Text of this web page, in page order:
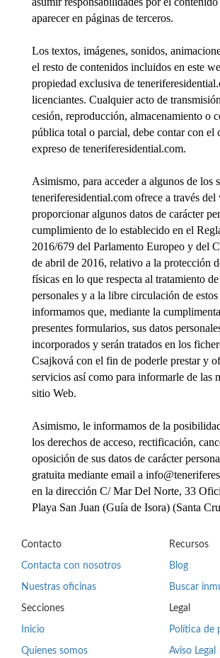
aparecer en páginas de terceros.
Los textos, imágenes, sonidos,
el resto de contenidos incluidos en este
propiedad exclusiva de
licenciantes. Cualquier acto de
cesión, reproducción, almacenamiento o
pública total o parcial, debe contar con el
expreso de teneriferesidential.com.
Asimismo, para acceder a algunos de los
teneriferesidential.com ofrece a través del
proporcionar algunos datos de carácter
cumplimiento de lo establecido en el
2016/679 del Parlamento Europeo y del
de abril de 2016, relativo a la protección
físicas en lo que respecta al tratamiento
personales y a la libre circulación de estos
informamos que, mediante la
presentes formularios, sus datos
incorporados y serán tratados en los
Csajková con el fin de poderle prestar y
servicios así como para informarle de las
sitio Web.
Asimismo, le informamos de la
los derechos de acceso, rectificación,
oposición de sus datos de carácter
gratuita mediante email a
en la dirección C/ Mar Del Norte, 33
Playa San Juan (Guía de Isora) (Santa
Contacto
Contacta con nosotros
Nuestras oficinas
Recursos
Blog
Buscar
Secciones
Inicio
Quienes somos
Legal
Política de
Aviso Legal